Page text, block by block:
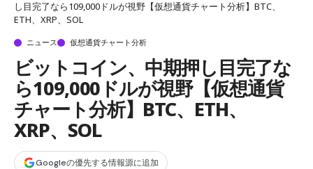
し目完了なら109,000ドルが視野【仮想通貨チャート分析】BTC、
ETH、XRP、SOL
ニュース 仮想通貨チャート分析
ビットコイン、中期押し目完了な
ら109,000ドルが視野【仮想通貨
チャート分析】BTC、ETH、
XRP、SOL
Googleの優先する情報源に追加